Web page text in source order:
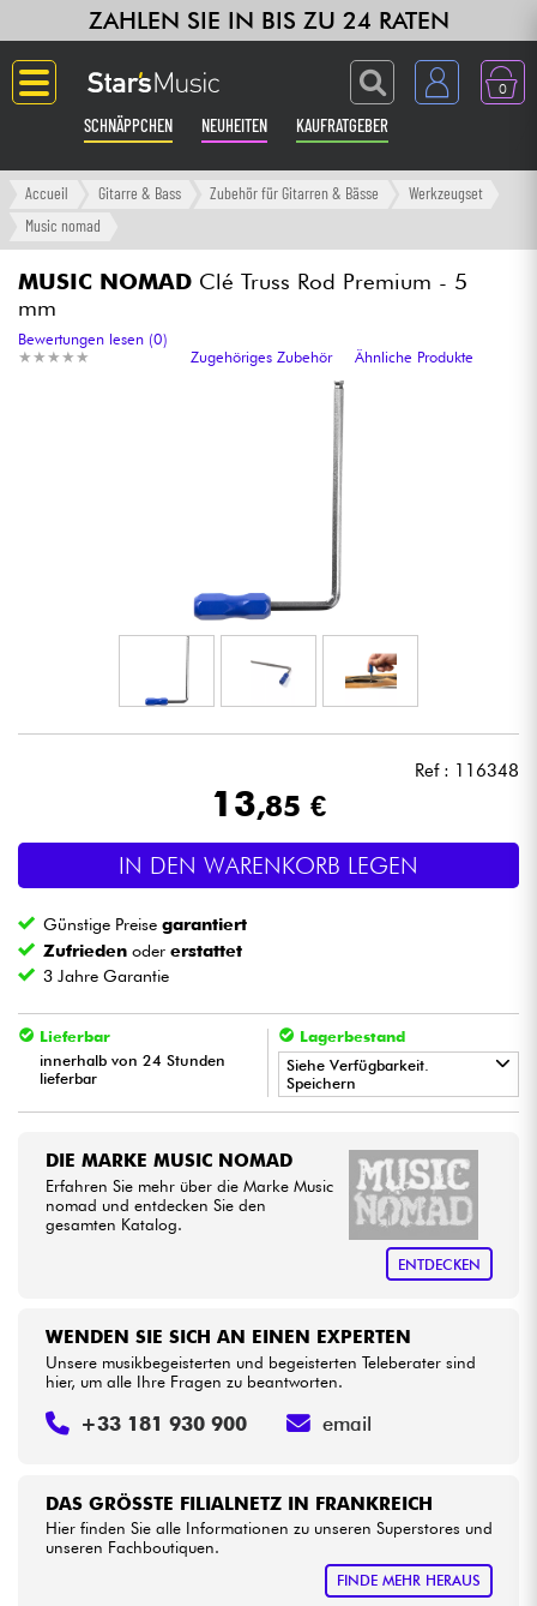
ZAHLEN SIE IN BIS ZU 24 RATEN
0
SCHNÄPPCHEN NEUHEITEN KAUFRATGEBER
Langue
Klaviere & Piano
Drums
Blasinstrumente
Kinder
HiFi
Accueil Gitarre & Bass Zubehör für Gitarren & Bässe
Werkzeugset
Music nomad
MUSIC NOMAD Clé Truss Rod Premium - 5
mm
★ ★ ★ ★ ★
★ ★ ★ ★ ★
Bewertungen lesen (0)
Zugehöriges Zubehör
Ähnliche Produkte
Ref : 116348
13,85 €
IN DEN WARENKORB LEGEN
Günstige Preisegarantiert
Zufrieden odererstattet
3 Jahre Garantie
Lieferbar
innerhalb von 24 Stunden
lieferbar
Lagerbestand
Siehe Verfügbarkeit.
Speichern
• Star'S MusicLYON
DIE MARKE MUSIC NOMAD
Erfahren Sie mehr über die Marke Music
nomad und entdecken Sie den
gesamten Katalog.
ENTDECKEN
DAS GRÖSSTE FILIALNETZ IN FRANKREICH
Hier finden Sie alle Informationen zu unseren Superstores und
unseren Fachboutiquen.
FINDE MEHR HERAUS
WENDEN SIE SICH AN EINEN EXPERTEN
Unsere musikbegeisterten und begeisterten Teleberater sind
hier, um alle Ihre Fragen zu beantworten.
+33 181 930 900 email